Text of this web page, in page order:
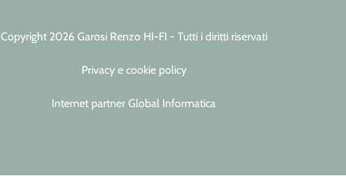
Copyright 2026 Garosi Renzo HI-FI - Tutti i diritti riservati
Privacy e cookie policy
Internet partner Global Informatica